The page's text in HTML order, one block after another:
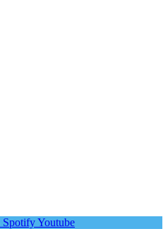
SpotifyYoutube